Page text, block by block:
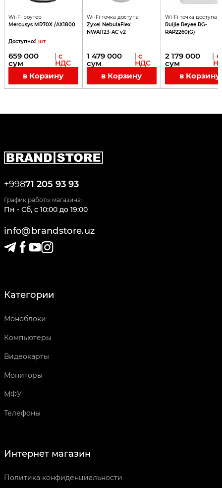
Wi-Fi роутер
Mercusys MR70X /AX1800
Доступно:1 шт
659 000
сум
| с
НДС
в Корзину
Wi-Fi точка доступа
Zyxel NebulaFlex
NWA1123-AC v2
1 479 000
сум
| с
НДС
в Корзину
Wi-Fi точка доступа
Ruijie Reyee RG-
RAP2260(G)
2 179 000
сум
| с
в Корзину
+99871 205 93 93
График работы магазина:
Пн - Сб, c 10:00 до 19:00
info@brandstore.uz
Категории
Моноблоки
Компьютеры
Видеокарты
Мониторы
МФУ
Телефоны
Интернет магазин
Политика конфиденциальности